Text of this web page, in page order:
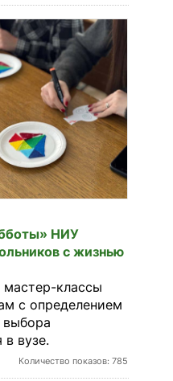
НИУ
с жизнью
классы
с определением
в вузе.
Количество показов: 785